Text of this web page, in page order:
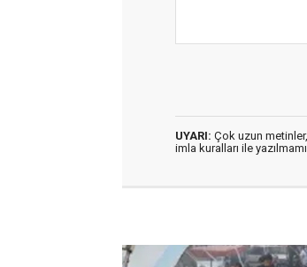
UYARI: Çok uzun
imla kuralları ile